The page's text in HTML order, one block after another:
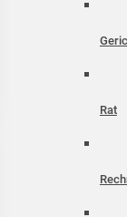
Rat